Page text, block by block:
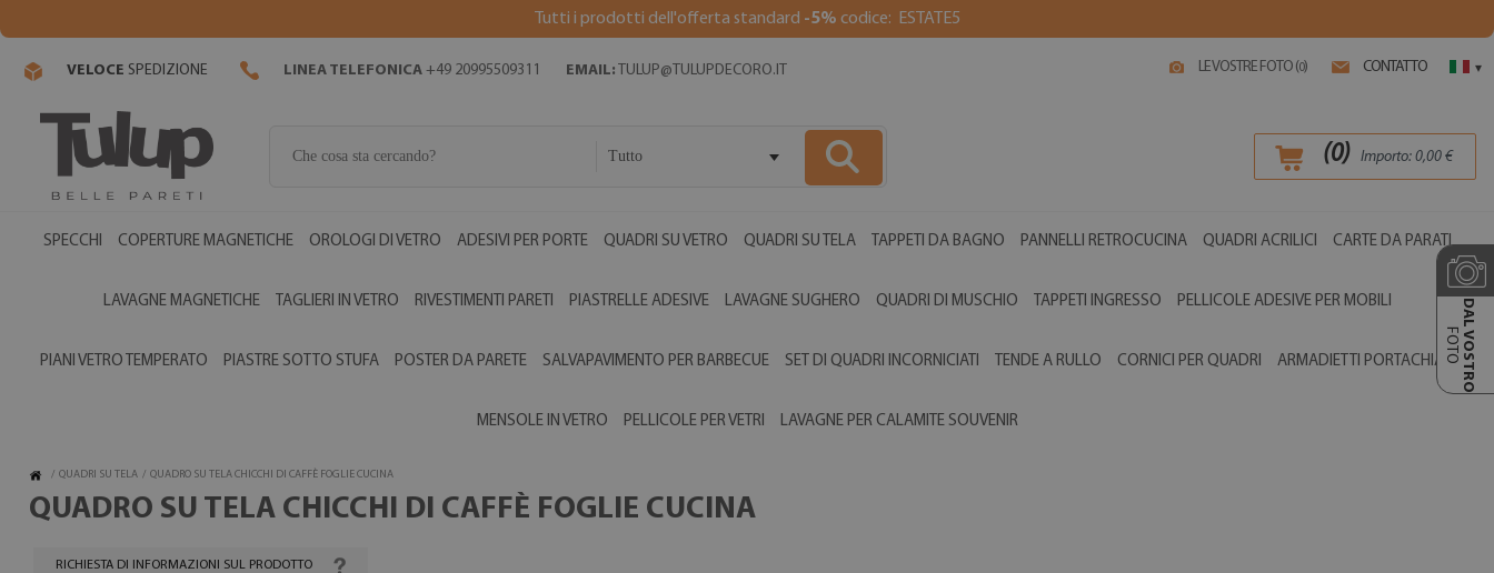
Tutti i prodotti dell'offerta standard -5% codice: ESTATE5
LE VOSTRE FOTO (0) CONTATTO ▾
VELOCE SPEDIZIONE LINEA TELEFONICA +49 20995509311 EMAIL: TULUP@TULUPDECORO.IT
Tutto (0) Importo: 0,00€
SPECCHI COPERTURE MAGNETICHE OROLOGI DI VETRO ADESIVI PER PORTE QUADRI SU VETRO QUADRI SU TELA TAPPETI DA BAGNO PANNELLI RETROCUCINA QUADRI ACRILICI CARTE DA PARATI
LAVAGNE MAGNETICHE TAGLIERI IN VETRO RIVESTIMENTI PARETI PIASTRELLE ADESIVE LAVAGNE SUGHERO QUADRI DI MUSCHIO TAPPETI INGRESSO PELLICOLE ADESIVE PER MOBILI
PIANI VETRO TEMPERATO PIASTRE SOTTO STUFA POSTER DA PARETE SALVAPAVIMENTO PER BARBECUE SET DI QUADRI INCORNICIATI TENDE A RULLO CORNICI PER QUADRI ARMADIETTI PORTACHIAVI
MENSOLE IN VETRO PELLICOLE PER VETRI LAVAGNE PER CALAMITE SOUVENIR
DAL VOSTRO
FOTO
/ QUADRI SU TELA / QUADRO SU TELA CHICCHI DI CAFFÈ FOGLIE CUCINA
QUADRO SU TELA CHICCHI DI CAFFÈ FOGLIE CUCINA
RICHIESTA DI INFORMAZIONI SUL PRODOTTO